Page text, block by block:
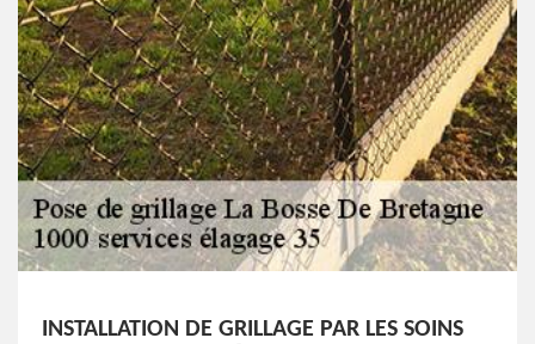
INSTALLATION DE GRILLAGE PAR LES SOINS